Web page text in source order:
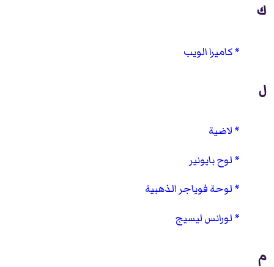
ك
كاميرا الويب
ل
لاضية
لوح بايونير
لوحة فوياجر الذهبية
لورانس ليسيج
م